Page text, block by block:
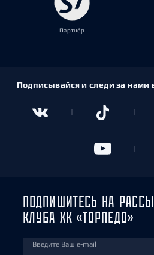
Партнёр
Подписывайся и следи за нами
ПОДПИШИТЕСЬ НА
КЛУБА ХК «ТОРПЕДО»
Введите Ваш e-mail